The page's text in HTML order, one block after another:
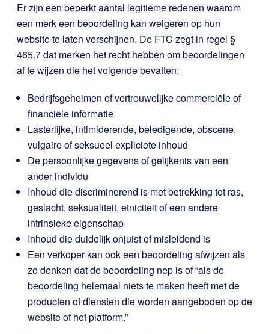
Er zijn een beperkt aantal legitieme redenen waarom
een merk een beoordeling kan weigeren op hun
website te laten verschijnen. De FTC zegt in regel §
465.7dat merken het recht hebben om beoordelingen
af te wijzen die het volgende bevatten:
Bedrijfsgeheimen of vertrouwelijke commerciële of
financiële informatie
Lasterlijke, intimiderende, beledigende, obscene,
vulgaire of seksueel expliciete inhoud
De persoonlijke gegevens of gelijkenis van een
ander individu
Inhoud die discriminerend is met betrekking tot ras,
geslacht, seksualiteit, etniciteit of een andere
intrinsieke eigenschap
Inhoud die duidelijk onjuist of misleidend is
Een verkoper kan ook een beoordeling afwijzen als
ze denken dat de beoordeling nep is of “als de
beoordeling helemaal niets te maken heeft met de
producten of diensten die worden aangeboden op de
website of het platform.”